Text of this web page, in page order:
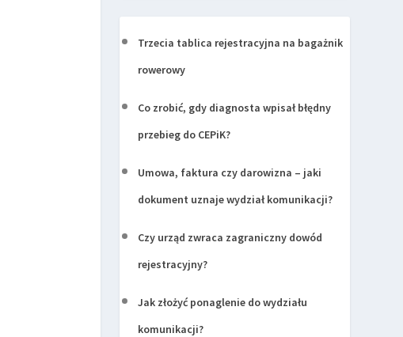
Trzecia tablica rejestracyjna na bagażnik
rowerowy
Co zrobić, gdy diagnosta wpisał błędny
przebieg do CEPiK?
Umowa, faktura czy darowizna – jaki
dokument uznaje wydział komunikacji?
Czy urząd zwraca zagraniczny dowód
rejestracyjny?
Jak złożyć ponaglenie do wydziału
komunikacji?